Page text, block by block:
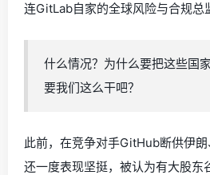
连GitLab自家的全球风险与合规总
什么情况？为什么要把这些国
要我们这么干吧？
此前，在竞争对手GitHub断供伊
还一度表现坚挺，被认为有大股东